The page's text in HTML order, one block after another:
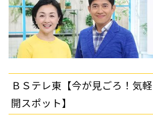
ＢＳテレ東【今が見ごろ！気
開スポット】